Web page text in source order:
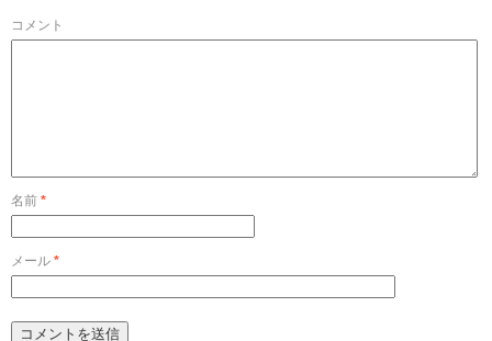
コメント
名前 *
メール *